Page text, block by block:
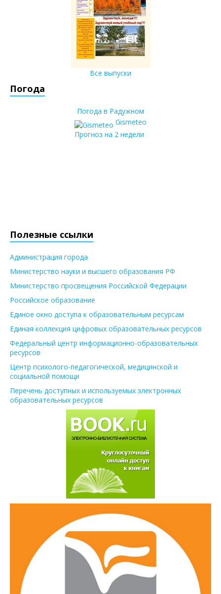
Все выпуски
Погода
Погода в Радужном
Gismeteo
Прогноз на 2 недели
Полезные ссылки
Администрация города
Министерство науки и высшего образования РФ
Министерство просвещения Российской Федерации
Российское образование
Единое окно доступа к образовательным ресурсам
Единая коллекция цифровых образовательных ресурсов
Федеральный центр информационно-образовательных
ресурсов
Центр психолого-педагогической, медицинской и
социальной помощи
Перечень доступных и используемых электронных
образовательных ресурсов